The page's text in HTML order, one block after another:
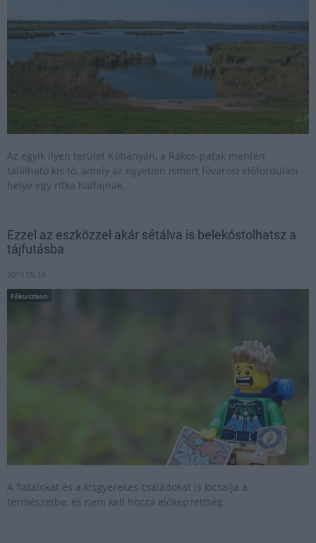
Az egyik ilyen terület Kőbányán, a Rákos-patak mentén
található kis tó, amely az egyetlen ismert fővárosi előfordulási
helye egy ritka halfajnak.
Ezzel az eszközzel akár sétálva is belekóstolhatsz a
tájfutásba
2019.05.14
Fókuszban
A fiatalokat és a kisgyerekes családokat is kicsalja a
természetbe, és nem kell hozzá előképzettség.